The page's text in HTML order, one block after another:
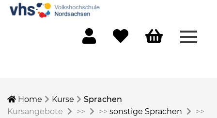
Home Kurse
Sprachen
Kursangebote
>> >> sonstige Sprachen
>>